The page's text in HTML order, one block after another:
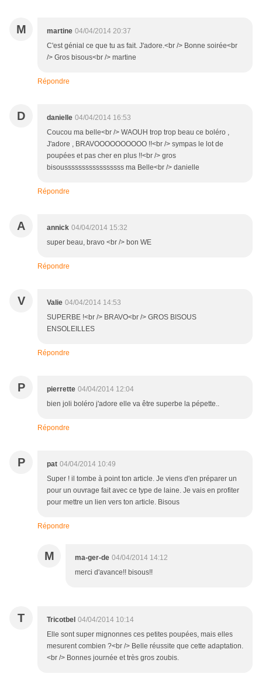
M martine 04/04/2014 20:37
C'est génial ce que tu as fait. J'adore.<br /> Bonne soirée<br
/> Gros bisous<br /> martine
Répondre
D danielle 04/04/2014 16:53
Coucou ma belle<br /> WAOUH trop trop beau ce boléro ,
J'adore , BRAVOOOOOOOOOO !!<br /> sympas le lot de
poupées et pas cher en plus !!<br /> gros
bisousssssssssssssssss ma Belle<br /> danielle
Répondre
A annick 04/04/2014 15:32
super beau, bravo <br /> bon WE
Répondre
V Valie 04/04/2014 14:53
SUPERBE !<br /> BRAVO<br /> GROS BISOUS
ENSOLEILLES
Répondre
P pierrette 04/04/2014 12:04
bien joli boléro j'adore elle va être superbe la pépette..
Répondre
P pat 04/04/2014 10:49
Super ! il tombe à point ton article. Je viens d'en préparer un
pour un ouvrage fait avec ce type de laine. Je vais en profiter
pour mettre un lien vers ton article. Bisous
Répondre
M ma-ger-de 04/04/2014 14:12
merci d'avance!! bisous!!
T Tricotbel 04/04/2014 10:14
Elle sont super mignonnes ces petites poupées, mais elles
mesurent combien ?<br /> Belle réussite que cette adaptation.
<br /> Bonnes journée et très gros zoubis.